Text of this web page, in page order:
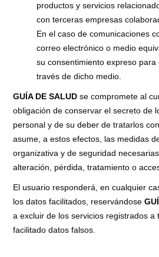
productos y servicios
con terceras empresas
En el caso de comunicaciones
correo electrónico o medio
su consentimiento expreso
través de dicho medio.
GUÍA DE SALUDse compromete al
obligación de conservar el secreto de
personal y de su deber de tratarlos
asume, a estos efectos, las medidas
organizativa y de seguridad
alteración, pérdida, tratamiento o
El usuario responderá, en cualquier
los datos facilitados, reservándose
a excluir de los servicios registrados a
facilitado datos falsos.